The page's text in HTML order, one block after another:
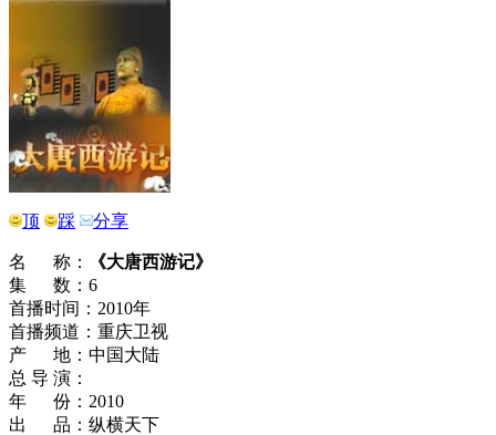
顶 踩 分享
名 称：
《大唐西游记》
集 数：6
首播时间：2010年
首播频道：重庆卫视
产 地：中国大陆
总 导 演：
年 份：2010
出 品：纵横天下